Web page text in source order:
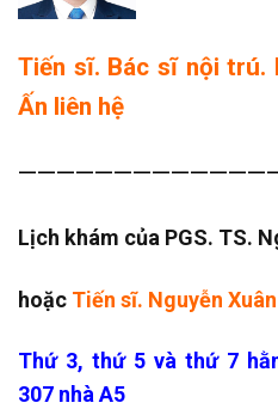
Tiến sĩ. Bác sĩ nội trú.
Ấn liên hệ
Lịch khám của PGS. TS.
hoặc Tiến sĩ. Nguyễn
Thứ 3, thứ 5 và thứ 7
307 nhà A5